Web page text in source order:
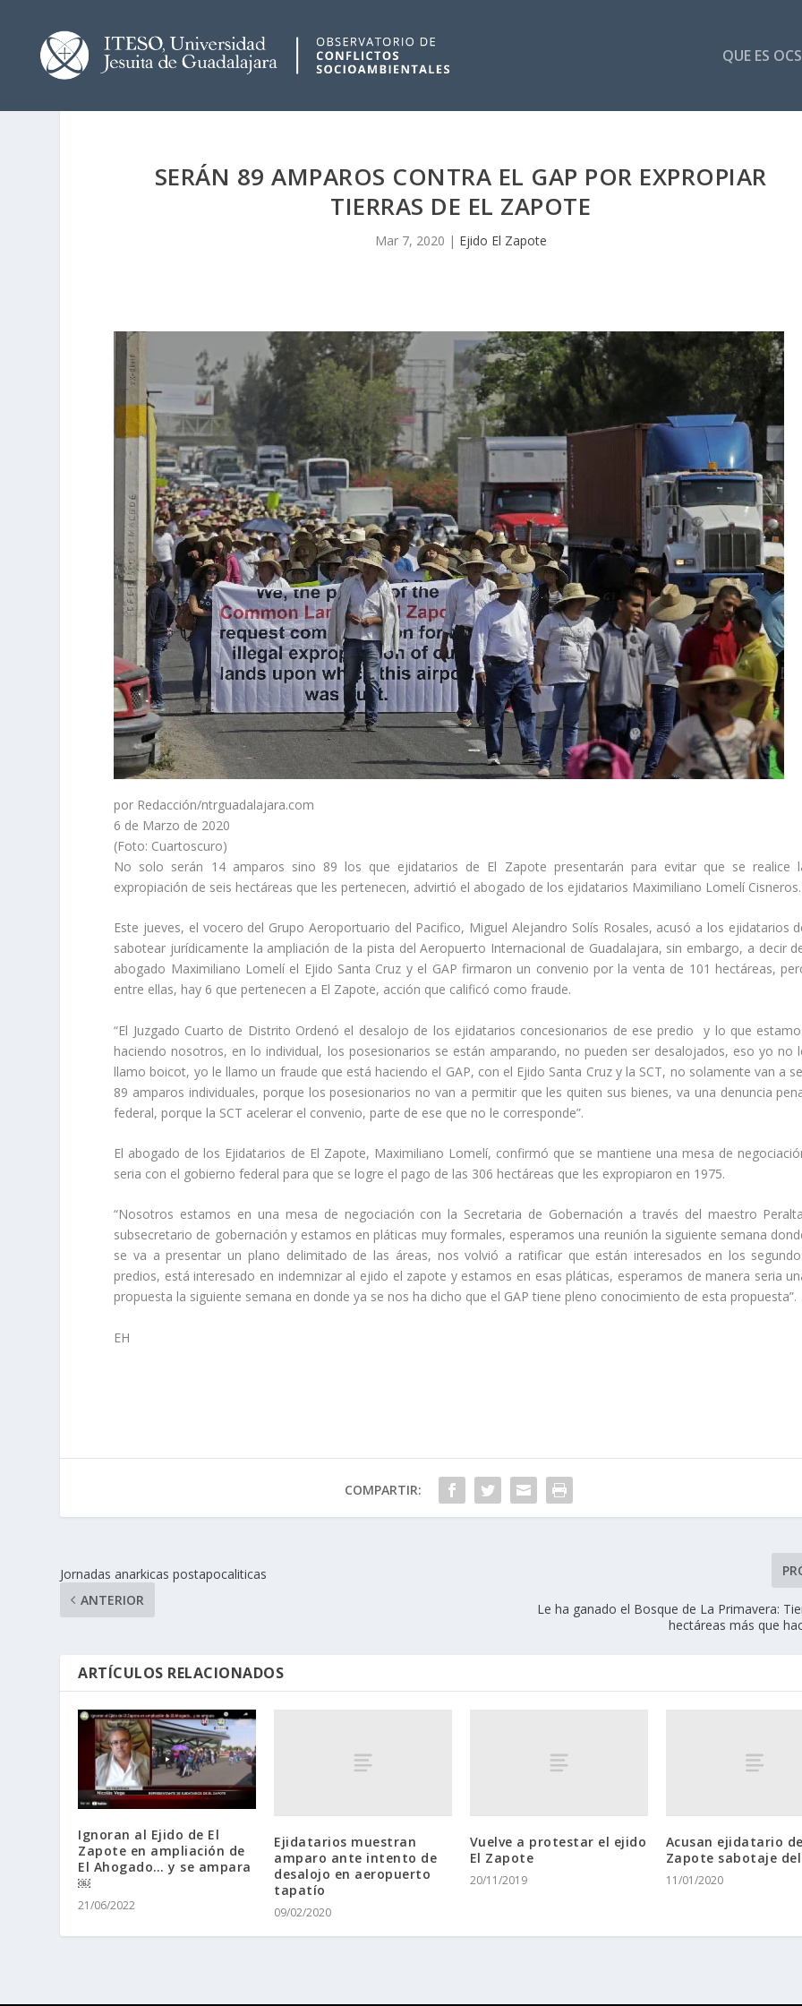
QUE ES
SERÁN 89 AMPAROS CONTRA EL GAP POR EXPROPIAR
TIERRAS DE EL ZAPOTE
Mar 7, 2020 | Ejido El Zapote
por Redacción/ntrguadalajara.com
6 de Marzo de 2020
(Foto: Cuartoscuro)
No solo serán 14 amparos sino 89 los que ejidatarios de El Zapote presentarán para evitar que se realice
expropiación de seis hectáreas que les pertenecen, advirtió el abogado de los ejidatarios Maximiliano Lomelí Cisneros.
Este jueves, el vocero del Grupo Aeroportuario del Pacifico, Miguel Alejandro Solís Rosales, acusó a los ejidatarios
sabotear jurídicamente la ampliación de la pista del Aeropuerto Internacional de Guadalajara, sin embargo, a decir
abogado Maximiliano Lomelí el Ejido Santa Cruz y el GAP firmaron un convenio por la venta de 101 hectáreas,
entre ellas, hay 6 que pertenecen a El Zapote, acción que calificó como fraude.
“El Juzgado Cuarto de Distrito Ordenó el desalojo de los ejidatarios concesionarios de ese predio y lo que
haciendo nosotros, en lo individual, los posesionarios se están amparando, no pueden ser desalojados, eso yo no
llamo boicot, yo le llamo un fraude que está haciendo el GAP, con el Ejido Santa Cruz y la SCT, no solamente van a
89 amparos individuales, porque los posesionarios no van a permitir que les quiten sus bienes, va una denuncia
federal, porque la SCT acelerar el convenio, parte de ese que no le corresponde”.
El abogado de los Ejidatarios de El Zapote, Maximiliano Lomelí, confirmó que se mantiene una mesa de
seria con el gobierno federal para que se logre el pago de las 306 hectáreas que les expropiaron en 1975.
“Nosotros estamos en una mesa de negociación con la Secretaria de Gobernación a través del maestro
subsecretario de gobernación y estamos en pláticas muy formales, esperamos una reunión la siguiente semana
se va a presentar un plano delimitado de las áreas, nos volvió a ratificar que están interesados en los
predios, está interesado en indemnizar al ejido el zapote y estamos en esas pláticas, esperamos de manera seria
propuesta la siguiente semana en donde ya se nos ha dicho que el GAP tiene pleno conocimiento de esta propuesta”.
EH
COMPARTIR:
Jornadas anarkicas postapocaliticas
ANTERIOR
Le ha ganado el Bosque de La Primavera:
hectáreas más que
ARTÍCULOS RELACIONADOS
Ignoran al Ejido de El
Zapote en ampliación de
El Ahogado… y se ampara
￼
21/06/2022
Ejidatarios muestran
amparo ante intento de
desalojo en aeropuerto
tapatío
09/02/2020
Vuelve a protestar el ejido
El Zapote
20/11/2019
Acusan ejidatario
Zapote sabotaje del
11/01/2020